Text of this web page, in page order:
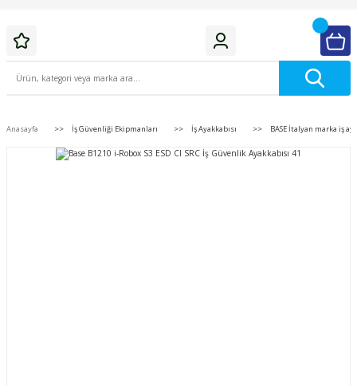
Anasayfa İş Güvenliği Ekipmanları İş Ayakkabısı BASE İtalyan marka iş